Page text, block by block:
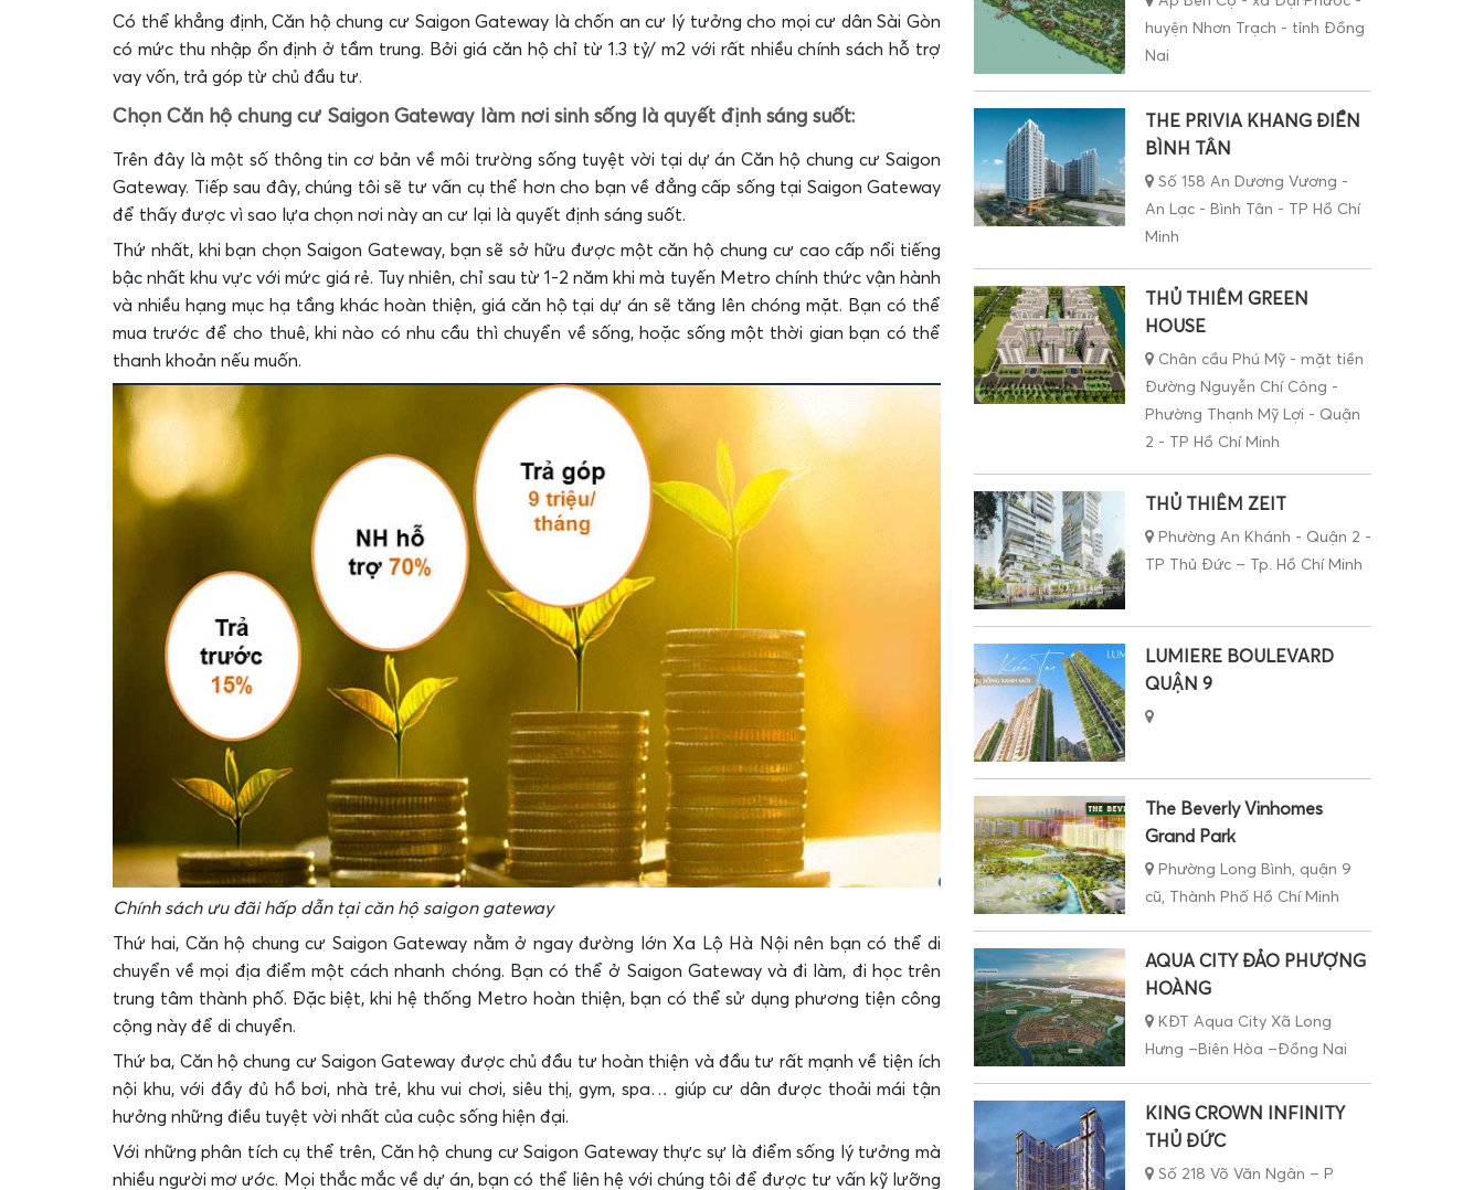
Có thể khẳng định, Căn hộ chung cư Saigon Gateway là chốn an cư lý tưởng cho mọi cư dân Sài Gòn
có mức thu nhập ổn định ở tầm trung. Bởi giá căn hộ chỉ từ 1.3 tỷ/ m2 với rất nhiều chính sách hỗ trợ
vay vốn, trả góp từ chủ đầu tư.
Chọn Căn hộ chung cư Saigon Gateway làm nơi sinh sống là quyết định sáng suốt:
Trên đây là một số thông tin cơ bản về môi trường sống tuyệt vời tại dự án Căn hộ chung cư Saigon
Gateway. Tiếp sau đây, chúng tôi sẽ tư vấn cụ thể hơn cho bạn về đẳng cấp sống tại Saigon Gateway
để thấy được vì sao lựa chọn nơi này an cư lại là quyết định sáng suốt.
Thứ nhất, khi bạn chọn Saigon Gateway, bạn sẽ sở hữu được một căn hộ chung cư cao cấp nổi tiếng
bậc nhất khu vực với mức giá rẻ. Tuy nhiên, chỉ sau từ 1-2 năm khi mà tuyến Metro chính thức vận hành
và nhiều hạng mục hạ tầng khác hoàn thiện, giá căn hộ tại dự án sẽ tăng lên chóng mặt. Bạn có thể
mua trước để cho thuê, khi nào có nhu cầu thì chuyển về sống, hoặc sống một thời gian bạn có thể
thanh khoản nếu muốn.
Chính sách ưu đãi hấp dẫn tại căn hộ saigon gateway
Thứ hai, Căn hộ chung cư Saigon Gateway nằm ở ngay đường lớn Xa Lộ Hà Nội nên bạn có thể di
chuyển về mọi địa điểm một cách nhanh chóng. Bạn có thể ở Saigon Gateway và đi làm, đi học trên
trung tâm thành phố. Đặc biệt, khi hệ thống Metro hoàn thiện, bạn có thể sử dụng phương tiện công
cộng này để di chuyển.
Thứ ba, Căn hộ chung cư Saigon Gateway được chủ đầu tư hoàn thiện và đầu tư rất mạnh về tiện ích
nội khu, với đầy đủ hồ bơi, nhà trẻ, khu vui chơi, siêu thị, gym, spa… giúp cư dân được thoải mái tận
hưởng những điều tuyệt vời nhất của cuộc sống hiện đại.
Với những phân tích cụ thể trên, Căn hộ chung cư Saigon Gateway thực sự là điểm sống lý tưởng mà
nhiều người mơ ước. Mọi thắc mắc về dự án, bạn có thể liên hệ với chúng tôi để được tư vấn kỹ lưỡng
huyện Nhơn Trạch - tỉnh Đồng
Nai
THE PRIVIA KHANG ĐIỀN
BÌNH TÂN
Số 158 An Dương Vương -
An Lạc - Bình Tân - TP Hồ Chí
Minh
THỦ THIÊM GREEN
HOUSE
Chân cầu Phú Mỹ - mặt tiền
Đường Nguyễn Chí Công -
Phường Thạnh Mỹ Lợi - Quận
2 - TP Hồ Chí Minh
THỦ THIÊM ZEIT
Phường An Khánh - Quận 2 -
TP Thủ Đức – Tp. Hồ Chí Minh
LUMIERE BOULEVARD
QUẬN 9
The Beverly Vinhomes
Grand Park
Phường Long Bình, quận 9
cũ, Thành Phố Hồ Chí Minh
AQUA CITY ĐẢO PHƯỢNG
HOÀNG
KĐT Aqua City Xã Long
Hưng –Biên Hòa –Đồng Nai
KING CROWN INFINITY
THỦ ĐỨC
Số 218 Võ Văn Ngân – P